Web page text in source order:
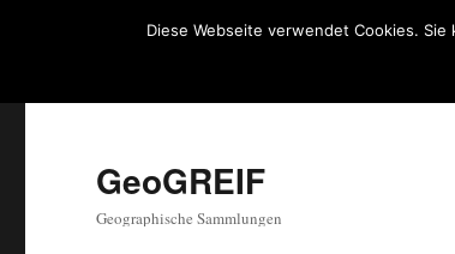
GeoGREIF
Geographische Sammlungen
Diese Webseite verwendet Cookies.